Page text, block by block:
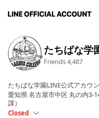
たちばな学
Friends4,487
たちばな学園LINE公式アカウ
愛知県 名古屋市中区 丸の内3-
課）
Closed